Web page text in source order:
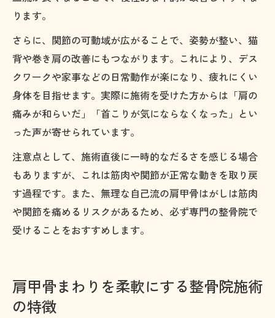
ります。
さらに、関節の可動域が広がることで、姿勢が整い、猫
背や巻き肩の改善にもつながります。これにより、デス
クワークや家事などの日常動作が楽になり、疲れにくい
身体を目指せます。実際に施術を受けた方からは「肩の
痛みが和らいだ」「首こりが気にならなくなった」とい
った声が寄せられています。
注意点として、施術直後に一時的なだるさを感じる場合
もありますが、これは筋肉や関節が正常な動きを取り戻
す過程です。また、無理な自己流の肩甲骨はがしは筋肉
や関節を痛めるリスクがあるため、必ず専門の整骨院で
受けることをおすすめします。
肩甲骨まわりを柔軟にする整骨院施術
の特徴